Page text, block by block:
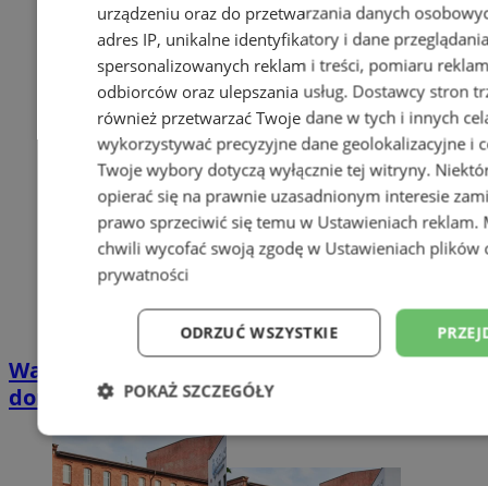
Wakacyjny wypoczynek nad Bałtykiem w
domkach Szmaragdowe Morze
urządzeniu oraz do przetwarzania danych
adres IP, unikalne identyfikatory i dane
spersonalizowanych reklam i treści, pomiaru
odbiorców oraz ulepszania usług. Dostawcy stron
również przetwarzać Twoje dane w tych i innych
wykorzystywać precyzyjne dane geolokalizacyjne i
Twoje wybory dotyczą wyłącznie tej witryny.
opierać się na prawnie uzasadnionym interesie
prawo sprzeciwić się temu w Ustawieniach reklam.
chwili wycofać swoją zgodę w Ustawieniach plików
prywatności
ODRZUĆ WSZYSTKIE
POKAŻ SZCZEGÓŁY
Niezbędne Wydajność